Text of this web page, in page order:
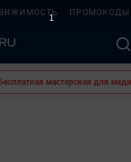
ПРОМОКОДЫ
Бесплатная мастерская для